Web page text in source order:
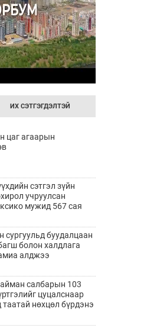
ИХ СЭТГЭГДЭЛТЭЙ
цаг агаарын
сэтгэл зүйн
учруулсан
мужид 567 сая
болжээ
сургуульд буудалцаан
болон халдлага
алджээ
салбарын 103
цуцалснаар
таатай нөхцөл бүрдэнэ